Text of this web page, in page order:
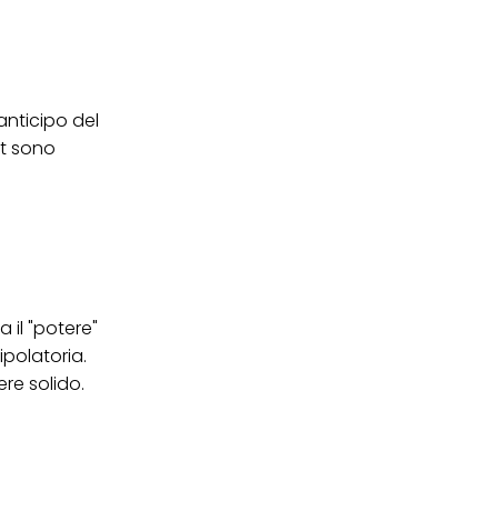
del
sono
il "potere"
solido.
cookie e consentirli
e al trattamento dei